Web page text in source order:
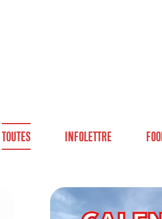
TOUTES INFOLETTRE